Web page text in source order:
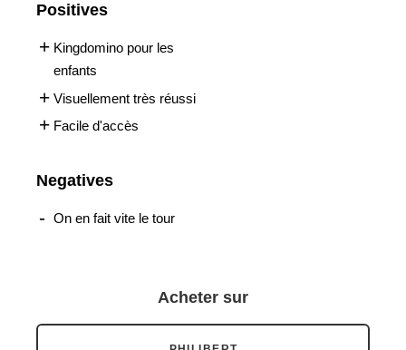
Positives
Kingdomino pour les
enfants
Visuellement très réussi
Facile d'accès
Negatives
On en fait vite le tour
Acheter sur